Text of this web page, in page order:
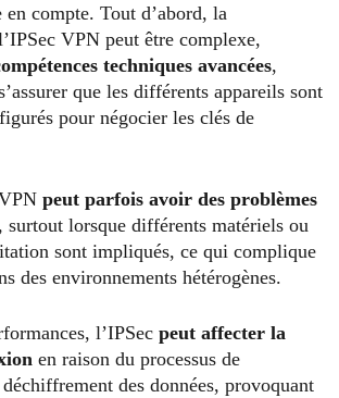
en compte. Tout d’abord, la
VPN peut être complexe,
techniques avancées,
que les différents appareils sont
pour négocier les clés de
peut parfois avoir des problèmes
, surtout lorsque différents matériels ou
sont impliqués, ce qui complique
des environnements hétérogènes.
l’IPSec peut affecter la
en raison du processus de
des données, provoquant